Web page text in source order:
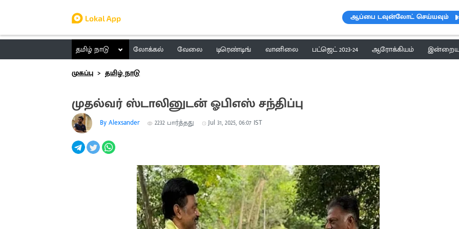
ஆப்பை டவுன்லோட் செய்யவும்
தமிழ் நாடு லோக்கல் வேலை டிரெண்டிங் வானிலை பட்ஜெட் 2023-24 ஆரோக்கியம் இன்றைய
முகப்பு
தமிழ் நாடு
முதல்வர் ஸ்டாலினுடன் ஓபிஎஸ் சந்திப்பு
By Alexsander 2232 பார்த்தது Jul 31, 2025, 06:07 IST